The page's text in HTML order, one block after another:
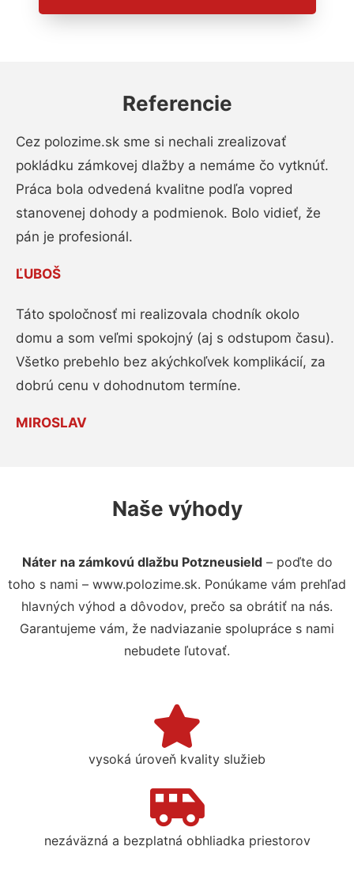
Referencie
Cez polozime.sk sme si nechali zrealizovať
pokládku zámkovej dlažby a nemáme čo vytknúť.
Práca bola odvedená kvalitne podľa vopred
stanovenej dohody a podmienok. Bolo vidieť, že
pán je profesionál.
ĽUBOŠ
Táto spoločnosť mi realizovala chodník okolo
domu a som veľmi spokojný (aj s odstupom času).
Všetko prebehlo bez akýchkoľvek komplikácií, za
dobrú cenu v dohodnutom termíne.
MIROSLAV
Naše výhody
Náter na zámkovú dlažbu Potzneusield– poďte do
toho s nami – www.polozime.sk. Ponúkame vám prehľad
hlavných výhod a dôvodov, prečo sa obrátiť na nás.
Garantujeme vám, že nadviazanie spolupráce s nami
nebudete ľutovať.
vysoká úroveň kvality služieb
nezáväzná a bezplatná obhliadka priestorov